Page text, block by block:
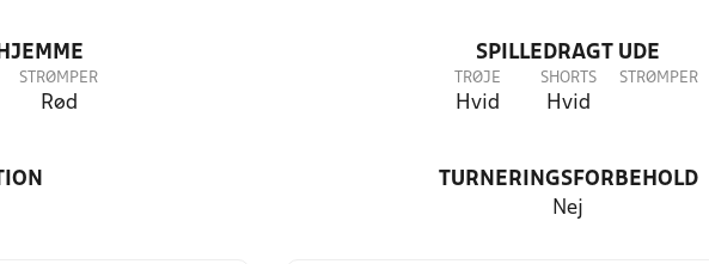
STRØMPER
Rød
SPILLEDRAGT UDE
TRØJE
Hvid
SHORTS
Hvid
STRØMPER
TURNERINGSFORBEHOLD
Nej